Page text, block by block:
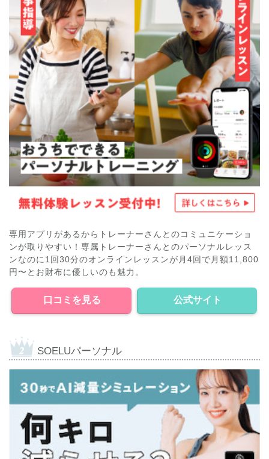
専用アプリがあるからトレーナーさんとのコミュニケーショ
ンが取りやすい！専属トレーナーさんとのパーソナルレッス
ンなのに1回30分のオンラインレッスンが月4回で月額11,800
円〜とお財布に優しいのも魅力。
口コミを見る 公式サイト
SOELUパーソナル